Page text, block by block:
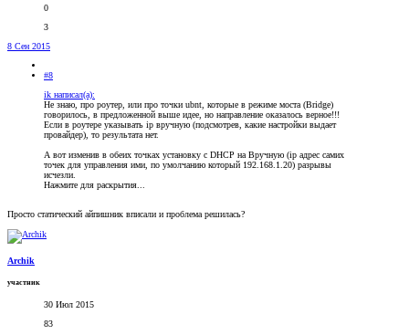
0
3
8 Сен 2015
#8
ik написал(а):
Не знаю, про роутер, или про точки ubnt, которые в режиме моста (Bridge)
говорилось, в предложенной выше идее, но направление оказалось верное!!!
Если в роутере указывать ip вручную (подсмотрев, какие настройки выдает
провайдер), то результата нет.
А вот изменив в обеих точках установку с DHCP на Вручную (ip адрес самих
точек для управления ими, по умолчанию который 192.168.1.20) разрывы
исчезли.
Нажмите для раскрытия...
Просто статический айпишник вписали и проблема решилась?
Archik
участник
30 Июл 2015
83